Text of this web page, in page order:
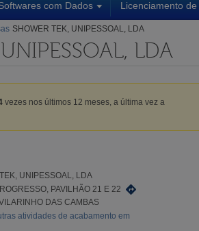
com Dados Licenciamento
SHOWER TEK, UNIPESSOAL, LDA
LDA
vezes nos últimos 12 meses, a última vez a
UNIPESSOAL, LDA
PAVILHÃO 21 E 22
DAS CAMBAS
atividades de acabamento em